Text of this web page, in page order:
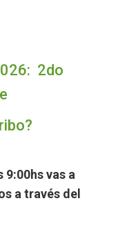
2do
9:00hs vas a
a través del